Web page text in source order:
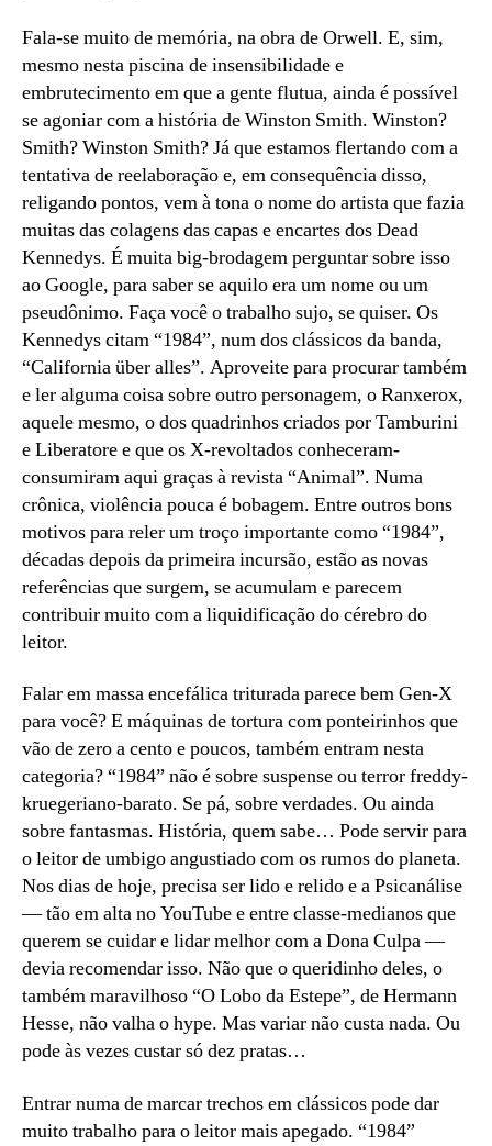
Fala-se muito de memória, na obra de Orwell. E, sim,
mesmo nesta piscina de insensibilidade e
embrutecimento em que a gente flutua, ainda é possível
se agoniar com a história de Winston Smith. Winston?
Smith? Winston Smith? Já que estamos flertando com a
tentativa de reelaboração e, em consequência disso,
religando pontos, vem à tona o nome do artista que fazia
muitas das colagens das capas e encartes dos Dead
Kennedys. É muita big-brodagem perguntar sobre isso
ao Google, para saber se aquilo era um nome ou um
pseudônimo. Faça você o trabalho sujo, se quiser. Os
Kennedys citam “1984”, num dos clássicos da banda,
“California über alles”. Aproveite para procurar também
e ler alguma coisa sobre outro personagem, o Ranxerox,
aquele mesmo, o dos quadrinhos criados por Tamburini
e Liberatore e que os X-revoltados conheceram-
consumiram aqui graças à revista “Animal”. Numa
crônica, violência pouca é bobagem. Entre outros bons
motivos para reler um troço importante como “1984”,
décadas depois da primeira incursão, estão as novas
referências que surgem, se acumulam e parecem
contribuir muito com a liquidificação do cérebro do
leitor.
Falar em massa encefálica triturada parece bem Gen-X
para você? E máquinas de tortura com ponteirinhos que
vão de zero a cento e poucos, também entram nesta
categoria? “1984” não é sobre suspense ou terror freddy-
kruegeriano-barato. Se pá, sobre verdades. Ou ainda
sobre fantasmas. História, quem sabe… Pode servir para
o leitor de umbigo angustiado com os rumos do planeta.
Nos dias de hoje, precisa ser lido e relido e a Psicanálise
— tão em alta no YouTube e entre classe-medianos que
querem se cuidar e lidar melhor com a Dona Culpa —
devia recomendar isso. Não que o queridinho deles, o
também maravilhoso “O Lobo da Estepe”, de Hermann
Hesse, não valha o hype. Mas variar não custa nada. Ou
pode às vezes custar só dez pratas…
Entrar numa de marcar trechos em clássicos pode dar
muito trabalho para o leitor mais apegado. “1984”